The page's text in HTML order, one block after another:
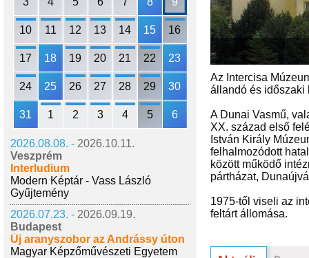
10 11 12 13 14 15 16
17 18 19 20 21 22 23
24 25 26 27 28 29 30
31 1 2 3 4 5 6
2026.08.08. - 2026.10.11.
Veszprém
Interludium
Modern Képtár - Vass László
Gyűjtemény
2026.07.23. - 2026.09.19.
Budapest
Új aranyszobor az Andrássy úton
Magyar Képzőművészeti Egyetem
Az Intercisa
állandó és időszaki
A Dunai Vasmű,
XX. század első
István Király
felhalmozódott
között működő
pártházat,
1975-től viseli az
feltárt állomása.